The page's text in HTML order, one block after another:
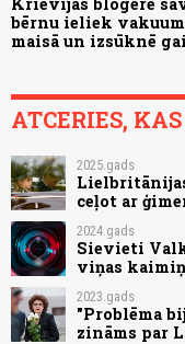
Krievijas blogere
bērnu ieliek
maisā un izsūknē
ATCERIES,
2025.gads
ceļot ar
2024.gads
Sievieti
viņas
2023.gads
"Problēma
zināms par